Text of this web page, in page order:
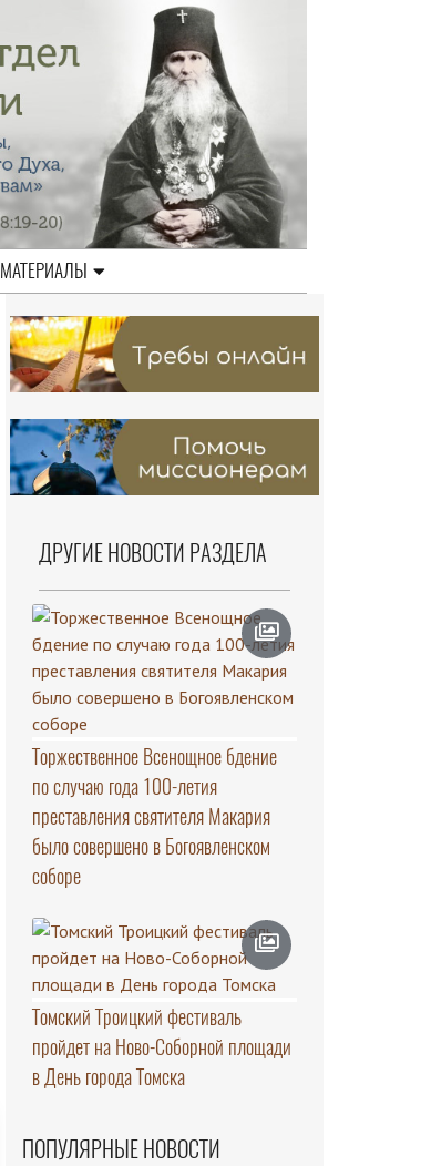
МАТЕРИАЛЫ
ДРУГИЕ НОВОСТИ РАЗДЕЛА
Торжественное Всенощное бдение
по случаю года 100-летия
преставления святителя Макария
было совершено в Богоявленском
соборе
Томский Троицкий фестиваль
пройдет на Ново-Соборной площади
в День города Томска
ПОПУЛЯРНЫЕ НОВОСТИ